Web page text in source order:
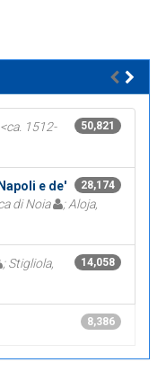
50,821
1512-
28,174
e de'
di Noia
; Aloja,
14,058
; Stigliola,
8,386